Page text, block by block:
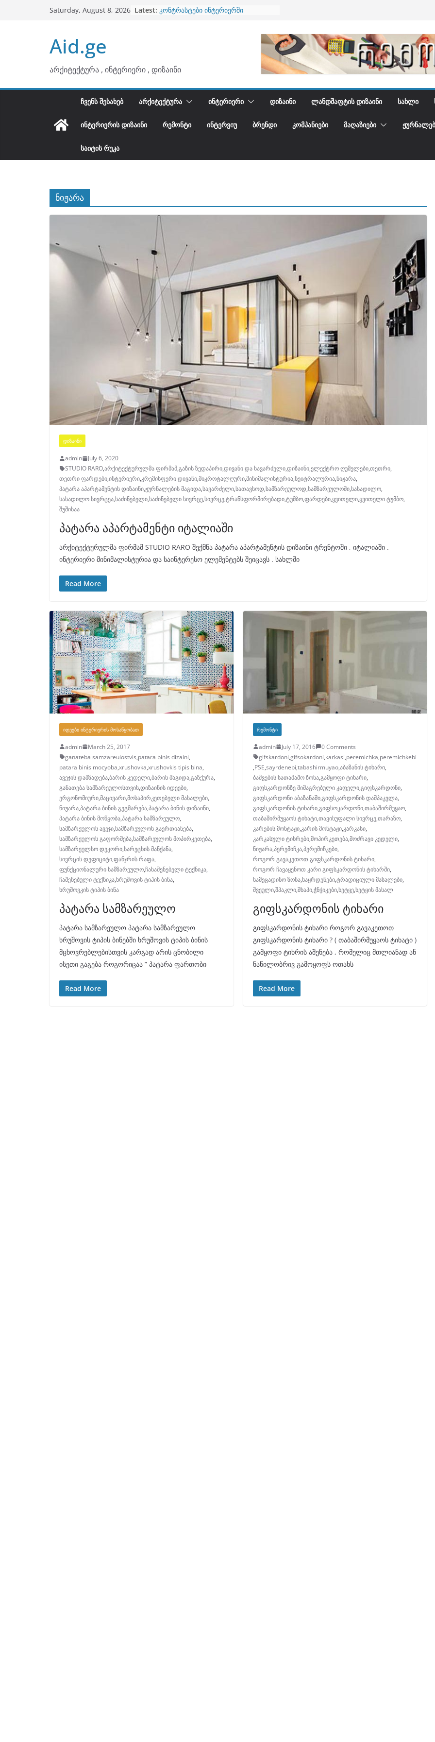
Saturday, August 8, 2026 Latest: კონტრასტები ინტერიერში
Aid.ge
არქიტექტურა , ინტერიერი , დიზაინი
ᲩᲕᲔᲜᲡ ᲨᲔᲡᲐᲮᲔᲑ ᲐᲠᲥᲘᲢᲔᲥᲢᲣᲠᲐ ᲘᲜᲢᲔᲠᲘᲔᲠᲘ ᲓᲘᲖᲐᲘᲜᲘ ᲚᲐᲜᲓᲨᲐᲤᲢᲘᲡ ᲓᲘᲖᲐᲘᲜᲘ ᲡᲐᲮᲚᲘ
ᲘᲜᲢᲔᲠᲘᲔᲠᲘᲡ ᲓᲘᲖᲐᲘᲜᲘ ᲠᲔᲛᲝᲜᲢᲘ ᲘᲜᲢᲔᲠᲕᲘᲣ ᲑᲠᲔᲜᲓᲘ ᲙᲝᲛᲞᲐᲜᲘᲔᲑᲘ ᲛᲐᲦᲐᲖᲘᲔᲑᲘ
ᲡᲐᲘᲢᲘᲡ ᲠᲣᲙᲐ
ნიჟარა
ᲓᲘᲖᲐᲘᲜᲘ
admin
July 6, 2020
STUDIO RARO,არქიტექტურულმა ფირმამ,გაზის ზედაპირი,დივანი და სავარძელი,დიზაინი,ელექტრო ღუმელები,თეთრი,
თეთრი ფარდები,ინტერიერი,კრემისფერი დივანი,მიკროტალღური,მინიმალისტურია,ნეიტრალურია,ნიჟარა,
პატარა აპარტამენტის დიზაინი,ჟურნალების მაგიდა,სავარძელი,სათავსოდ,სამზარეულოდ,სამზარეულოში,სასადილო,
სასადილო სივრცეა,საძინებელი,საძინებელი სივრცე,სივრცე,ტრანსფორმირებადი,ტუმბო,ფარდები,ყვითელი,ყვითელი ტუმბო,
შუშისაა
პატარა აპარტამენტი იტალიაში
არქიტექტურულმა ფირმამ STUDIO RARO შექმნა პატარა აპარტამენტის დიზაინი ტრენტოში , იტალიაში .
ინტერიერი მინიმალისტურია და საინტერესო ელემენტებს შეიცავს . სახლში
Read More
ᲘᲓᲔᲔᲑᲘ ᲘᲜᲢᲔᲠᲘᲔᲠᲘᲡ ᲛᲝᲡᲐᲬᲧᲝᲑᲐᲗ
admin
March 25, 2017
ganateba samzareulostvis,patara binis dizaini,
patara binis mocyoba,xrushovka,xrushovkis tipis bina,
ავეჯის დამზადება,ბარის კედელი,ბარის მაგიდა,გაზქურა,
განათება სამზარეულოსთვის,დიზაინის იდეები,
ერგონომიური,მაცივარი,მოსაპირკეთებელი მასალები,
ნიჟარა,პატარა ბინის გეგმარება,პატარა ბინის დიზაინი,
პატარა ბინის მოწყობა,პატარა სამზარეულო,
სამზარეულოს ავეჯი,სამზარეულოს გაერთიანება,
სამზარეულოს გაფორმება,სამზარეულოს მოპირკეთება,
სამზარეულსო დეკორი,სარეცხის მანქანა,
სივრცის დეფიციტი,ფანჯრის რაფა,
ფუნქციონალური სამზარეულო,ჩასაშენებელი ტექნიკა,
ჩაშენებული ტექნიკა,ხრუშოვის ტიპის ბინა,
ხრუშოვკის ტიპის ბინა
პატარა სამზარეულო
პატარა სამზარეულო პატარა სამზარეულო
ხრუშოვის ტიპის ბინებში ხრუშოვის ტიპის ბინის
მცხოვრებლებისთვის კარგად არის ცნობილი
ისეთი გაგება როგორიცაა ” პატარა ფართობი
Read More
ᲠᲔᲛᲝᲜᲢᲘ
admin July 17, 2016
0 Comments
gifskardoni,gifsokardoni,karkasi,peremichka,peremichkebi
,PSE,sayrdenebi,tabashirmuyao,აბაზანის ტიხარი,
ბაშვების სათამაშო ზონა,გამყოფი ტიხარი,
გიფსკარდონზე მიმაგრებული კაფელი,გიფსკარდონი,
გიფსკარდონი აბაზანაში,გიფსკარდონის დაშპაკვლა,
გიფსკარდონის ტიხარი,გიფსოკარდონი,თაბაშირმუყაო,
თაბაშირმუყაოს ტიხატი,თავისუფალი სივრცე,თარაზო,
კარების მონტაჟი,კარის მონტაჟი,კარკასი,
კარკასული ტიხრები,მოპირკეთება,მოძრავი კედელი,
ნიჟარა,პერემიჩკა,პერემიჩკები,
როგორ გავაკეთოთ გიფსკარდონის ტიხარი,
როგორ ჩავაყენოთ კარი გიფსკარდონის ტიხარში,
სამეცადინო ზონა,საყრდენები,ტრადიციული მასალები,
შვეული,შპაკლი,შხაპი,ჭნჭიკები,ხეტყე,ხეტყის მასალ
გიფსკარდონის ტიხარი
გიფსკარდონის ტიხარი როგორ გავაკეთოთ
გიფსკარდონის ტიხარი ? ( თაბაშირმუყაოს ტიხატი )
გამყოფი ტიხრის აშენება , რომელიც მთლიანად ან
ნაწილობრივ გამოყოფს ოთახს
Read More